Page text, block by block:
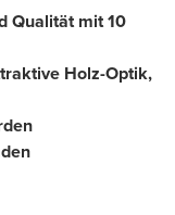
Qualität mit 10
Holz-Optik,